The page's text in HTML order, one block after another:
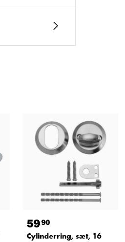
5990
Cylinderring, sæt, 16